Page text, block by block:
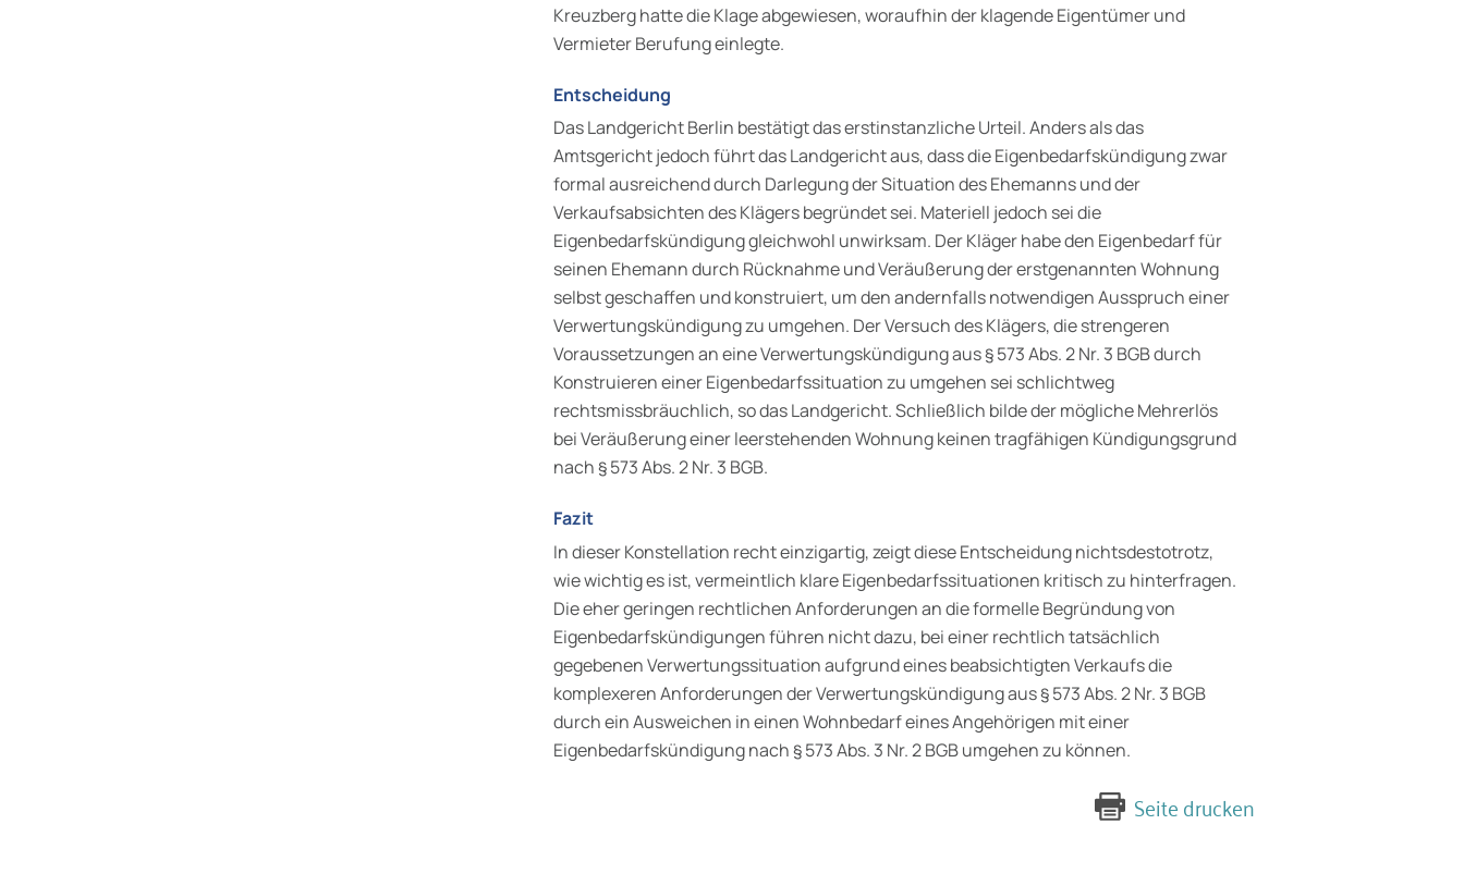
Kreuzberg hatte die Klage abgewiesen, woraufhin der klagende Eigentümer und
Vermieter Berufung einlegte.
Entscheidung
Das Landgericht Berlin bestätigt das erstinstanzliche Urteil. Anders als das
Amtsgericht jedoch führt das Landgericht aus, dass die Eigenbedarfskündigung zwar
formal ausreichend durch Darlegung der Situation des Ehemanns und der
Verkaufsabsichten des Klägers begründet sei. Materiell jedoch sei die
Eigenbedarfskündigung gleichwohl unwirksam. Der Kläger habe den Eigenbedarf für
seinen Ehemann durch Rücknahme und Veräußerung der erstgenannten Wohnung
selbst geschaffen und konstruiert, um den andernfalls notwendigen Ausspruch einer
Verwertungskündigung zu umgehen. Der Versuch des Klägers, die strengeren
Voraussetzungen an eine Verwertungskündigung aus § 573 Abs. 2 Nr. 3 BGB durch
Konstruieren einer Eigenbedarfssituation zu umgehen sei schlichtweg
rechtsmissbräuchlich, so das Landgericht. Schließlich bilde der mögliche Mehrerlös
bei Veräußerung einer leerstehenden Wohnung keinen tragfähigen Kündigungsgrund
nach § 573 Abs. 2 Nr. 3 BGB.
Fazit
In dieser Konstellation recht einzigartig, zeigt diese Entscheidung nichtsdestotrotz,
wie wichtig es ist, vermeintlich klare Eigenbedarfssituationen kritisch zu hinterfragen.
Die eher geringen rechtlichen Anforderungen an die formelle Begründung von
Eigenbedarfskündigungen führen nicht dazu, bei einer rechtlich tatsächlich
gegebenen Verwertungssituation aufgrund eines beabsichtigten Verkaufs die
komplexeren Anforderungen der Verwertungskündigung aus § 573 Abs. 2 Nr. 3 BGB
durch ein Ausweichen in einen Wohnbedarf eines Angehörigen mit einer
Eigenbedarfskündigung nach § 573 Abs. 3 Nr. 2 BGB umgehen zu können.
Seite drucken